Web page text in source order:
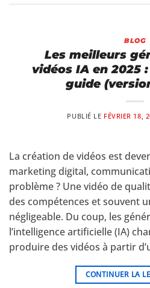
BLOG
Les meilleurs
vidéos IA en 2025
guide
PUBLIÉ LE FÉVRIER 18,
La création de vidéos est
marketing digital,
problème ? Une vidéo de
des compétences et souvent
négligeable. Du coup, les
l’intelligence artificielle (IA)
produire des vidéos à partir
CONTINUER LA